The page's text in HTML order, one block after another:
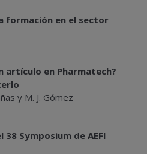
formación en el sector
artículo en Pharmatech?
y M. J. Gómez
Symposium de AEFI